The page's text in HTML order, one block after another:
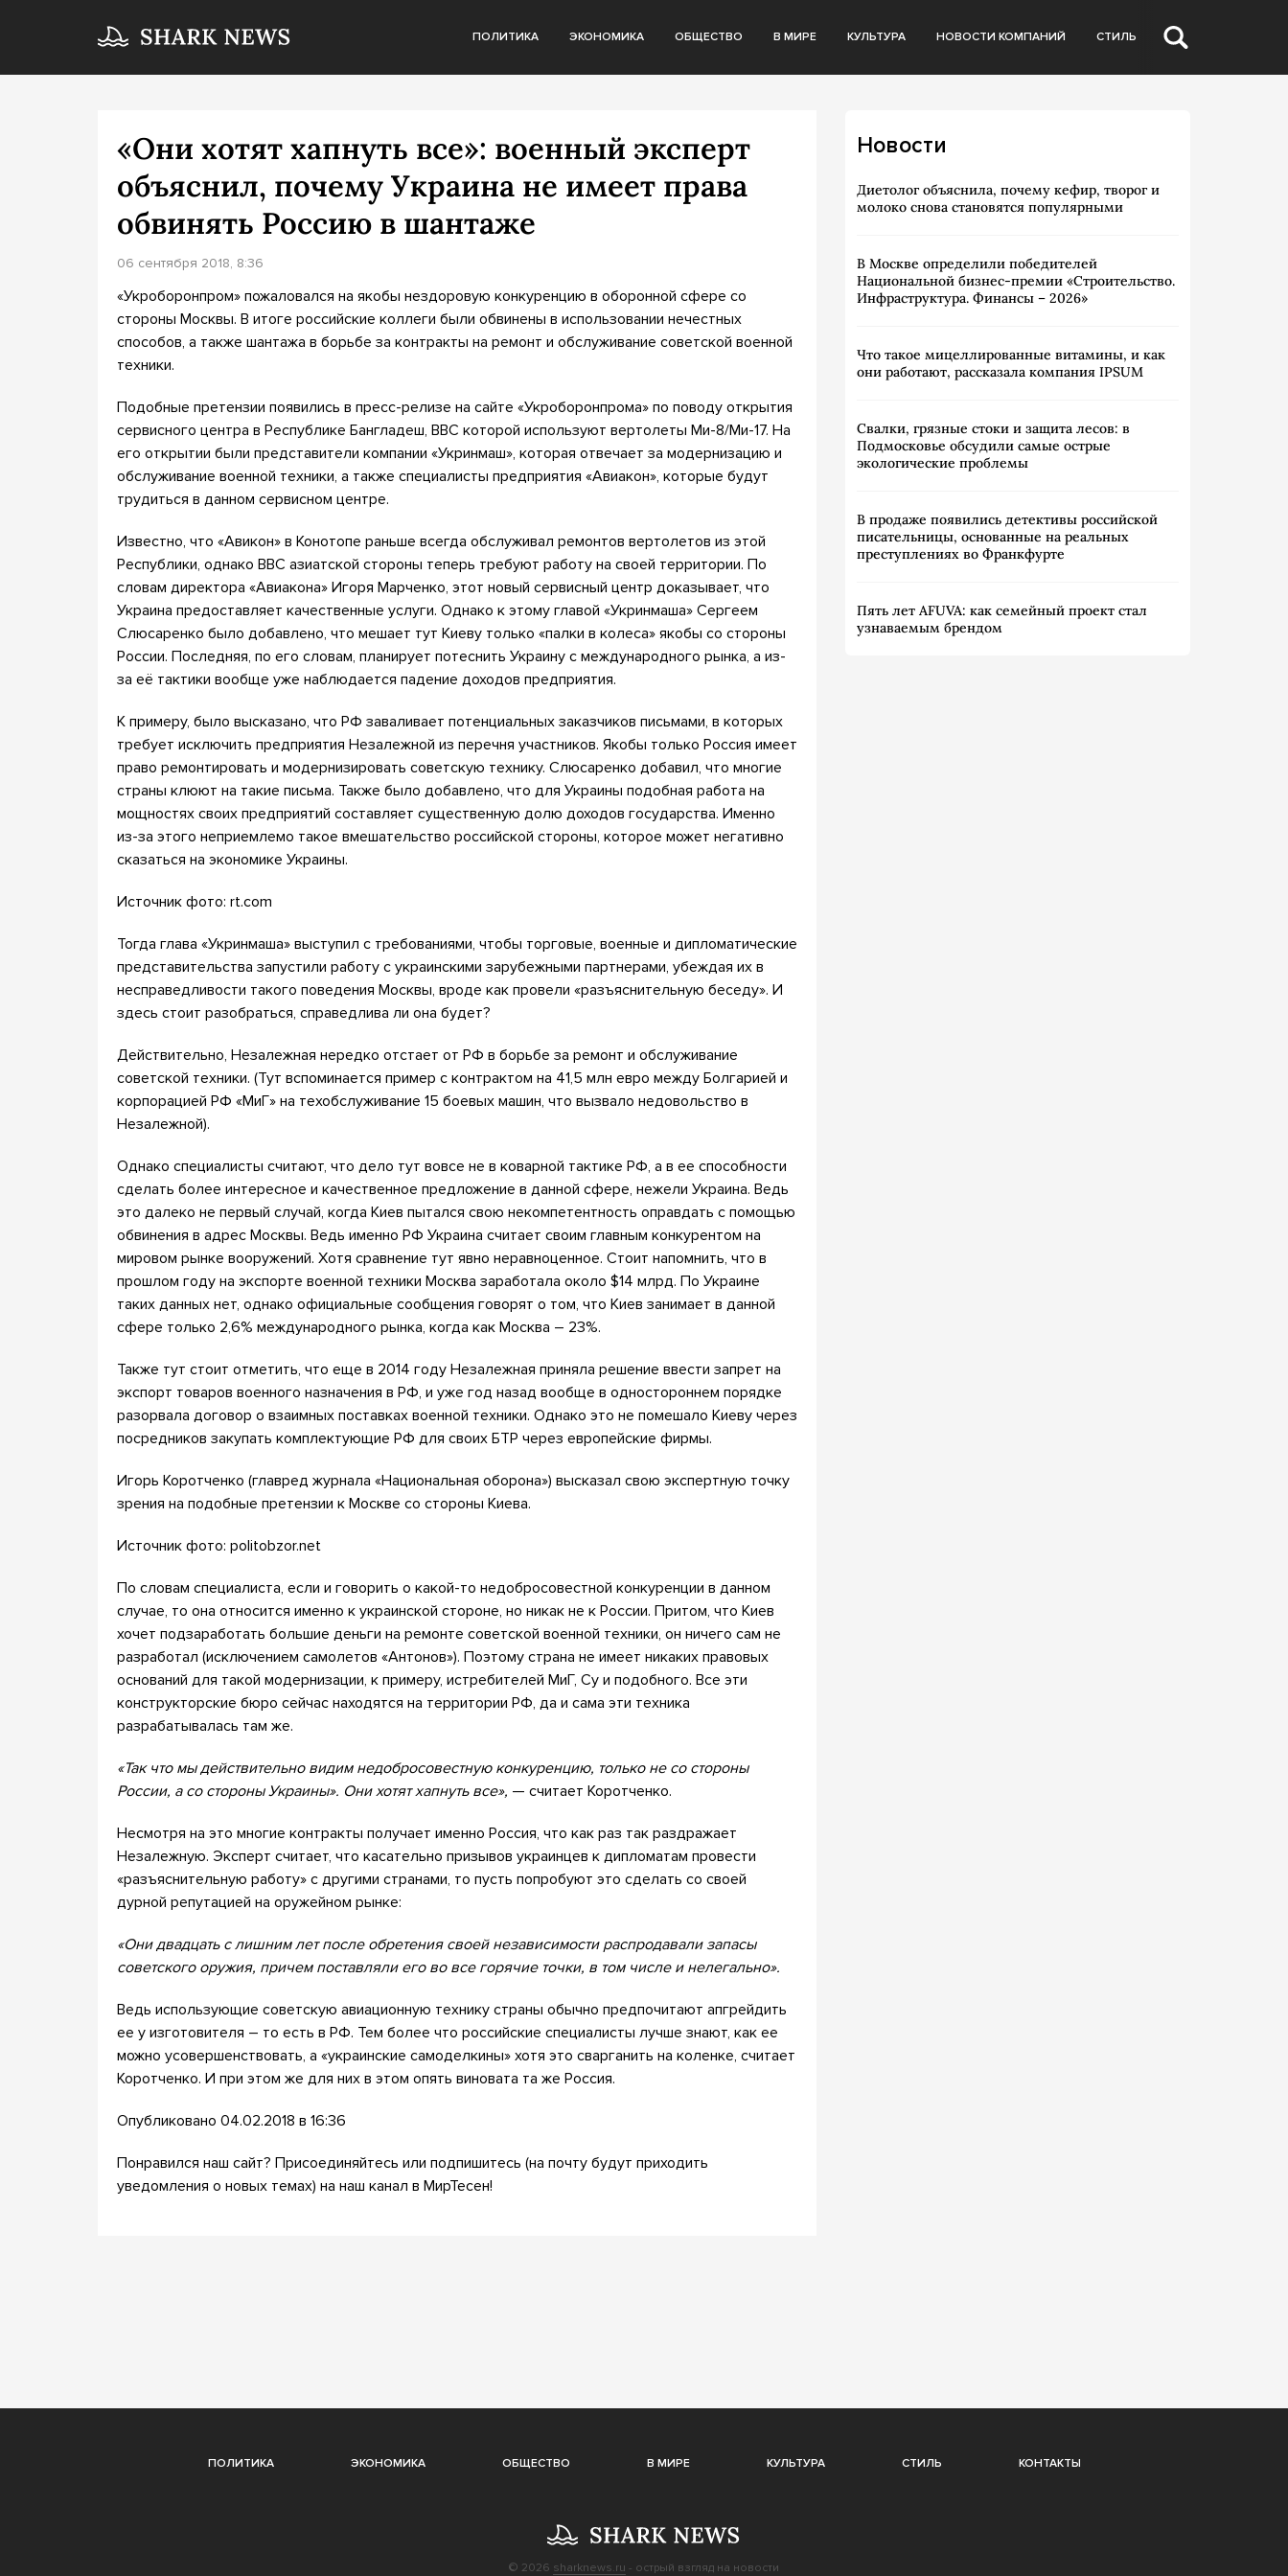
ПОЛИТИКА ЭКОНОМИКА ОБЩЕСТВО В МИРЕ КУЛЬТУРА НОВОСТИ КОМПАНИЙ СТИЛЬ
«Они хотят хапнуть все»: военный эксперт
объяснил, почему Украина не имеет права
обвинять Россию в шантаже
06 сентября 2018, 8:36
«Укроборонпром» пожаловался на якобы нездоровую конкуренцию в оборонной сфере со
стороны Москвы. В итоге российские коллеги были обвинены в использовании нечестных
способов, а также шантажа в борьбе за контракты на ремонт и обслуживание советской военной
техники.
Подобные претензии появились в пресс-релизе на сайте «Укроборонпрома» по поводу открытия
сервисного центра в Республике Бангладеш, ВВС которой используют вертолеты Ми-8/Ми-17. На
его открытии были представители компании «Укринмаш», которая отвечает за модернизацию и
обслуживание военной техники, а также специалисты предприятия «Авиакон», которые будут
трудиться в данном сервисном центре.
Известно, что «Авикон» в Конотопе раньше всегда обслуживал ремонтов вертолетов из этой
Республики, однако ВВС азиатской стороны теперь требуют работу на своей территории. По
словам директора «Авиакона» Игоря Марченко, этот новый сервисный центр доказывает, что
Украина предоставляет качественные услуги. Однако к этому главой «Укринмаша» Сергеем
Слюсаренко было добавлено, что мешает тут Киеву только «палки в колеса» якобы со стороны
России. Последняя, по его словам, планирует потеснить Украину с международного рынка, а из-
за её тактики вообще уже наблюдается падение доходов предприятия.
К примеру, было высказано, что РФ заваливает потенциальных заказчиков письмами, в которых
требует исключить предприятия Незалежной из перечня участников. Якобы только Россия имеет
право ремонтировать и модернизировать советскую технику. Слюсаренко добавил, что многие
страны клюют на такие письма. Также было добавлено, что для Украины подобная работа на
мощностях своих предприятий составляет существенную долю доходов государства. Именно
из-за этого неприемлемо такое вмешательство российской стороны, которое может негативно
сказаться на экономике Украины.
Источник фото: rt.com
Тогда глава «Укринмаша» выступил с требованиями, чтобы торговые, военные и дипломатические
представительства запустили работу с украинскими зарубежными партнерами, убеждая их в
несправедливости такого поведения Москвы, вроде как провели «разъяснительную беседу». И
здесь стоит разобраться, справедлива ли она будет?
Действительно, Незалежная нередко отстает от РФ в борьбе за ремонт и обслуживание
советской техники. (Тут вспоминается пример с контрактом на 41,5 млн евро между Болгарией и
корпорацией РФ «МиГ» на техобслуживание 15 боевых машин, что вызвало недовольство в
Незалежной).
Однако специалисты считают, что дело тут вовсе не в коварной тактике РФ, а в ее способности
сделать более интересное и качественное предложение в данной сфере, нежели Украина. Ведь
это далеко не первый случай, когда Киев пытался свою некомпетентность оправдать с помощью
обвинения в адрес Москвы. Ведь именно РФ Украина считает своим главным конкурентом на
мировом рынке вооружений. Хотя сравнение тут явно неравноценное. Стоит напомнить, что в
прошлом году на экспорте военной техники Москва заработала около $14 млрд. По Украине
таких данных нет, однако официальные сообщения говорят о том, что Киев занимает в данной
сфере только 2,6% международного рынка, когда как Москва – 23%.
Также тут стоит отметить, что еще в 2014 году Незалежная приняла решение ввести запрет на
экспорт товаров военного назначения в РФ, и уже год назад вообще в одностороннем порядке
разорвала договор о взаимных поставках военной техники. Однако это не помешало Киеву через
посредников закупать комплектующие РФ для своих БТР через европейские фирмы.
Игорь Коротченко (главред журнала «Национальная оборона») высказал свою экспертную точку
зрения на подобные претензии к Москве со стороны Киева.
Источник фото: politobzor.net
По словам специалиста, если и говорить о какой-то недобросовестной конкуренции в данном
случае, то она относится именно к украинской стороне, но никак не к России. Притом, что Киев
хочет подзаработать большие деньги на ремонте советской военной техники, он ничего сам не
разработал (исключением самолетов «Антонов»). Поэтому страна не имеет никаких правовых
оснований для такой модернизации, к примеру, истребителей МиГ, Cу и подобного. Все эти
конструкторские бюро сейчас находятся на территории РФ, да и сама эти техника
разрабатывалась там же.
«Так что мы действительно видим недобросовестную конкуренцию, только не со стороны
России, а со стороны Украины». Они хотят хапнуть все», — считает Коротченко.
Несмотря на это многие контракты получает именно Россия, что как раз так раздражает
Незалежную. Эксперт считает, что касательно призывов украинцев к дипломатам провести
«разъяснительную работу» с другими странами, то пусть попробуют это сделать со своей
дурной репутацией на оружейном рынке:
«Они двадцать с лишним лет после обретения своей независимости распродавали запасы
советского оружия, причем поставляли его во все горячие точки, в том числе и нелегально».
Ведь использующие советскую авиационную технику страны обычно предпочитают апгрейдить
ее у изготовителя – то есть в РФ. Тем более что российские специалисты лучше знают, как ее
можно усовершенствовать, а «украинские самоделкины» хотя это сварганить на коленке, считает
Коротченко. И при этом же для них в этом опять виновата та же Россия.
Опубликовано 04.02.2018 в 16:36
Понравился наш сайт? Присоединяйтесь или подпишитесь (на почту будут приходить
уведомления о новых темах) на наш канал в МирТесен!
Новости
Диетолог объяснила, почему кефир, творог и
молоко снова становятся популярными
В Москве определили победителей
Национальной бизнес-премии «Строительство.
Инфраструктура. Финансы – 2026»
Что такое мицеллированные витамины, и как
они работают, рассказала компания IPSUM
Свалки, грязные стоки и защита лесов: в
Подмосковье обсудили самые острые
экологические проблемы
В продаже появились детективы российской
писательницы, основанные на реальных
преступлениях во Франкфурте
Пять лет AFUVA: как семейный проект стал
узнаваемым брендом
ПОЛИТИКА ЭКОНОМИКА ОБЩЕСТВО В МИРЕ КУЛЬТУРА СТИЛЬ КОНТАКТЫ
© 2026 sharknews.ru - острый взгляд на новости